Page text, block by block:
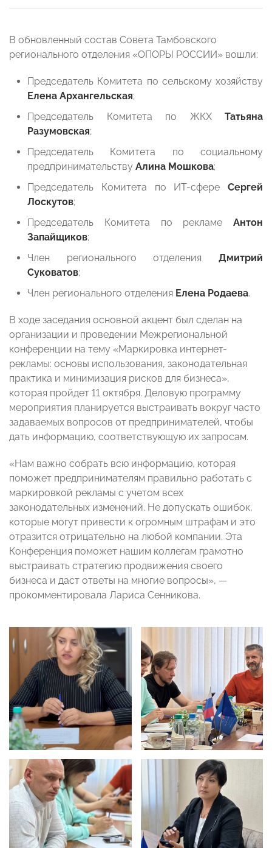
В обновленный состав Совета Тамбовского
регионального отделения «ОПОРЫ РОССИИ» вошли:
Председатель Комитета по сельскому хозяйству
Елена Архангельская;
Председатель Комитета по ЖКХ Татьяна
Разумовская;
Председатель Комитета по социальному
предпринимательству Алина Мошкова;
Председатель Комитета по ИТ-сфере Сергей
Лоскутов;
Председатель Комитета по рекламе Антон
Запайщиков;
Член регионального отделения Дмитрий
Суковатов;
Член регионального отделения Елена Родаева.
В ходе заседания основной акцент был сделан на
организации и проведении Межрегиональной
конференции на тему «Маркировка интернет-
рекламы: основы использования, законодательная
практика и минимизация рисков для бизнеса»,
которая пройдет 11 октября. Деловую программу
мероприятия планируется выстраивать вокруг часто
задаваемых вопросов от предпринимателей, чтобы
дать информацию, соответствующую их запросам.
«Нам важно собрать всю информацию, которая
поможет предпринимателям правильно работать с
маркировкой рекламы с учетом всех
законодательных изменений. Не допускать ошибок,
которые могут привести к огромным штрафам и это
отразится отрицательно на любой компании. Эта
Конференция поможет нашим коллегам грамотно
выстраивать стратегию продвижения своего
бизнеса и даст ответы на многие вопросы», —
прокомментировала Лариса Сенникова.